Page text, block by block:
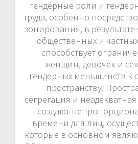
гендерные роли и
труда, особенно
зонирования, в результате
общественных и
способствует
женщин, девочек и
гендерных меньшинств к
пространству.
сегрегация и
создают
времени для лиц,
которые в основном